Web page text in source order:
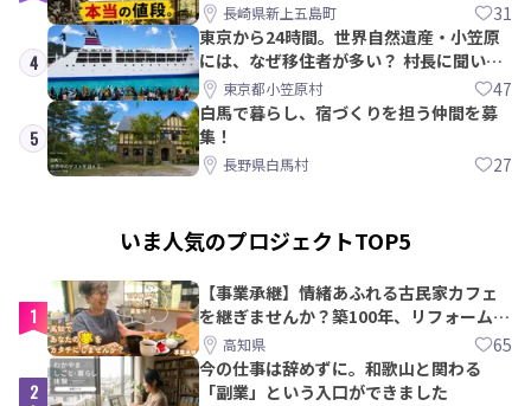
教訓｜新上五島町
長崎県新上五島町 31
4
東京から24時間。世界自然遺産・小笠原
には、なぜ移住者が多い？ 村長に聞いて
みた東京都小笠原村 47
5
白馬で暮らし、宿づくりを担う仲間を募
集！
長野県白馬村 27
いま人気のプロジェクトTOP5
1
【事業承継】情緒あふれる古民家カフェ
を継ぎませんか？築100年、リフォームか
ら約10年！
高知県 65
2
今の仕事は辞めずに。和歌山と関わる
「副業」という入口ができました